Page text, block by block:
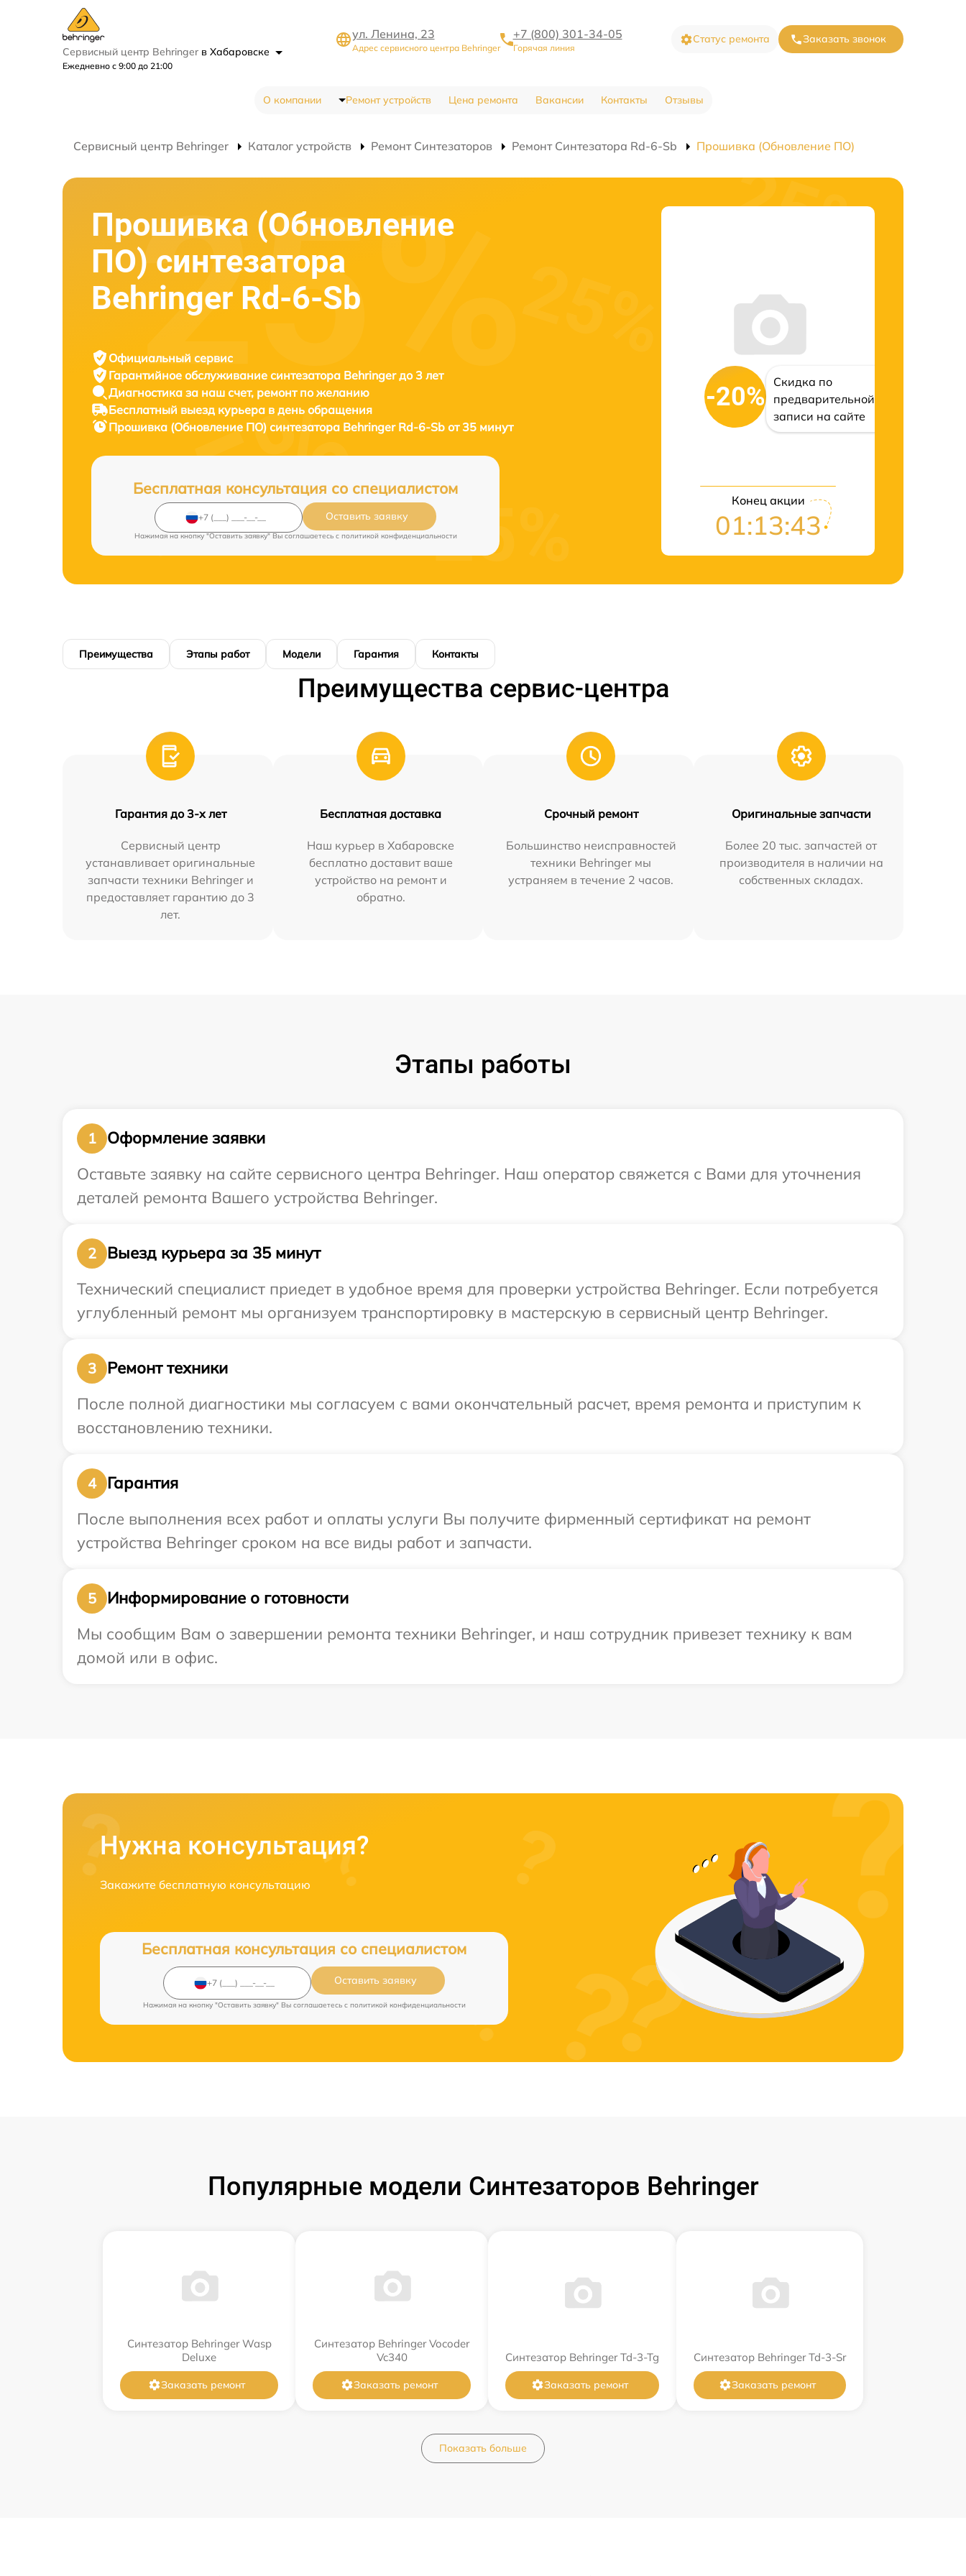
Сервисный центр Behringer в Хабаровске
Ежедневно с 9:00 до 21:00
ул. Ленина, 23
Адрес сервисного центра Behringer
+7 (800) 301-34-05
Горячая линия
Статус ремонта Заказать звонок
О компании Ремонт устройств Цена ремонта Вакансии Контакты Отзывы
Сервисный центр Behringer Каталог устройств Ремонт Синтезаторов Ремонт Синтезатора Rd-6-Sb Прошивка (Обновление ПО)
Прошивка (Обновление
ПО) синтезатора
Behringer Rd-6-Sb
Официальный сервис
Гарантийное обслуживание синтезатора Behringer до 3 лет
Диагностика за наш счет, ремонт по желанию
Бесплатный выезд курьера в день обращения
Прошивка (Обновление ПО) синтезатора Behringer Rd-6-Sb от 35 минут
Бесплатная консультация со специалистом
Оставить заявку
Нажимая на кнопку "Оставить заявку" Вы соглашаетесь c политикой конфиденциальности
-20%
Скидка по
предварительной
записи на сайте
Конец акции
01:13:42
Преимущества Этапы работ Модели Гарантия Контакты
Преимущества сервис-центра
Гарантия до 3-х лет
Сервисный центр
устанавливает оригинальные
запчасти техники Behringer и
предоставляет гарантию до 3
лет.
Бесплатная доставка
Наш курьер в Хабаровске
бесплатно доставит ваше
устройство на ремонт и
обратно.
Срочный ремонт
Большинство неисправностей
техники Behringer мы
устраняем в течение 2 часов.
Оригинальные запчасти
Более 20 тыс. запчастей от
производителя в наличии на
собственных складах.
Этапы работы
1
Оформление заявки
Оставьте заявку на сайте сервисного центра Behringer. Наш оператор свяжется с Вами для уточнения
деталей ремонта Вашего устройства Behringer.
2
Выезд курьера за 35 минут
Технический специалист приедет в удобное время для проверки устройства Behringer. Если потребуется
углубленный ремонт мы организуем транспортировку в мастерскую в сервисный центр Behringer.
3
Ремонт техники
После полной диагностики мы согласуем с вами окончательный расчет, время ремонта и приступим к
восстановлению техники.
4
Гарантия
После выполнения всех работ и оплаты услуги Вы получите фирменный сертификат на ремонт
устройства Behringer сроком на все виды работ и запчасти.
5
Информирование о готовности
Мы сообщим Вам о завершении ремонта техники Behringer, и наш сотрудник привезет технику к вам
домой или в офис.
Нужна консультация?
Закажите бесплатную консультацию
Бесплатная консультация со специалистом
Оставить заявку
Нажимая на кнопку "Оставить заявку" Вы соглашаетесь c политикой конфиденциальности
Популярные модели Синтезаторов Behringer
Синтезатор Behringer Wasp
Deluxe
Заказать ремонт
Синтезатор Behringer Vocoder
Vc340
Заказать ремонт
Синтезатор Behringer Td-3-Tg
Заказать ремонт
Синтезатор Behringer Td-3-Sr
Заказать ремонт
Показать больше